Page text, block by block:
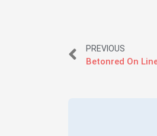
PREVIOUS